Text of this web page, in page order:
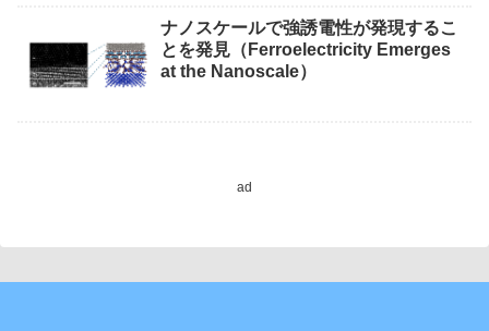
ナノスケールで強誘電性が発現するこ
とを発見（Ferroelectricity Emerges
at the Nanoscale）
ad